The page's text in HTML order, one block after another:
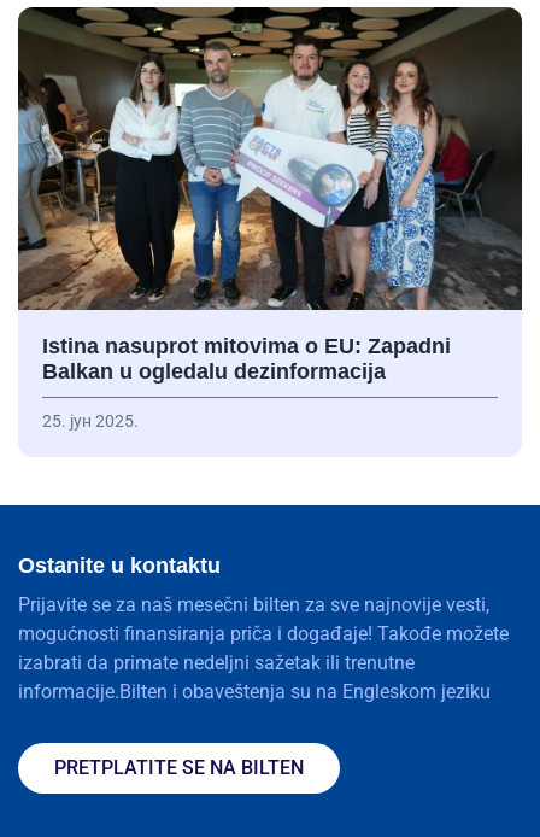
Istina nasuprot mitovima o EU: Zapadni
Balkan u ogledalu dezinformacija
25. јун 2025.
Ostanite u kontaktu
Prijavite se za naš mesečni bilten za sve najnovije vesti,
mogućnosti finansiranja priča i događaje! Takođe možete
izabrati da primate nedeljni sažetak ili trenutne
informacije.Bilten i obaveštenja su na Engleskom jeziku
PRETPLATITE SE NA BILTEN